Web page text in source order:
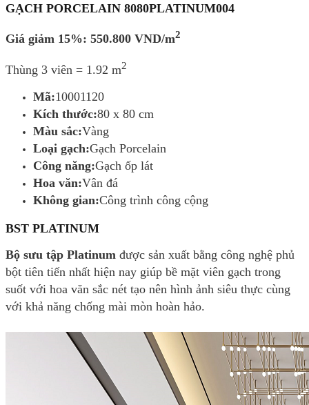
GẠCH PORCELAIN 8080PLATINUM004
Giá giảm 15%: 550.800 VND/m2
Thùng 3 viên = 1.92 m2
Mã:10001120
Kích thước:80 x 80 cm
Màu sắc:Vàng
Loại gạch:Gạch Porcelain
Công năng:Gạch ốp lát
Hoa văn:Vân đá
Không gian:Công trình công cộng
BST PLATINUM
Bộ sưu tập Platinum được sản xuất bằng công nghệ phủ
bột tiên tiến nhất hiện nay giúp bề mặt viên gạch trong
suốt với hoa văn sắc nét tạo nên hình ảnh siêu thực cùng
với khả năng chống mài mòn hoàn hảo.